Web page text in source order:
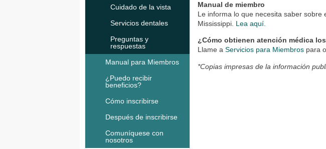
Cuidado de la vista
Servicios dentales
Preguntas y
respuestas
Manual para Miembros
¿Puedo recibir
beneficios?
Cómo inscribirse
Después de inscribirse
Comuníquese con
nosotros
Manual de miembro
Le informa lo que necesita saber
Mississippi. Lea aquí.
¿Cómo obtienen atención médica
Llame aServicios para Miembros para
*Copias impresas de la información